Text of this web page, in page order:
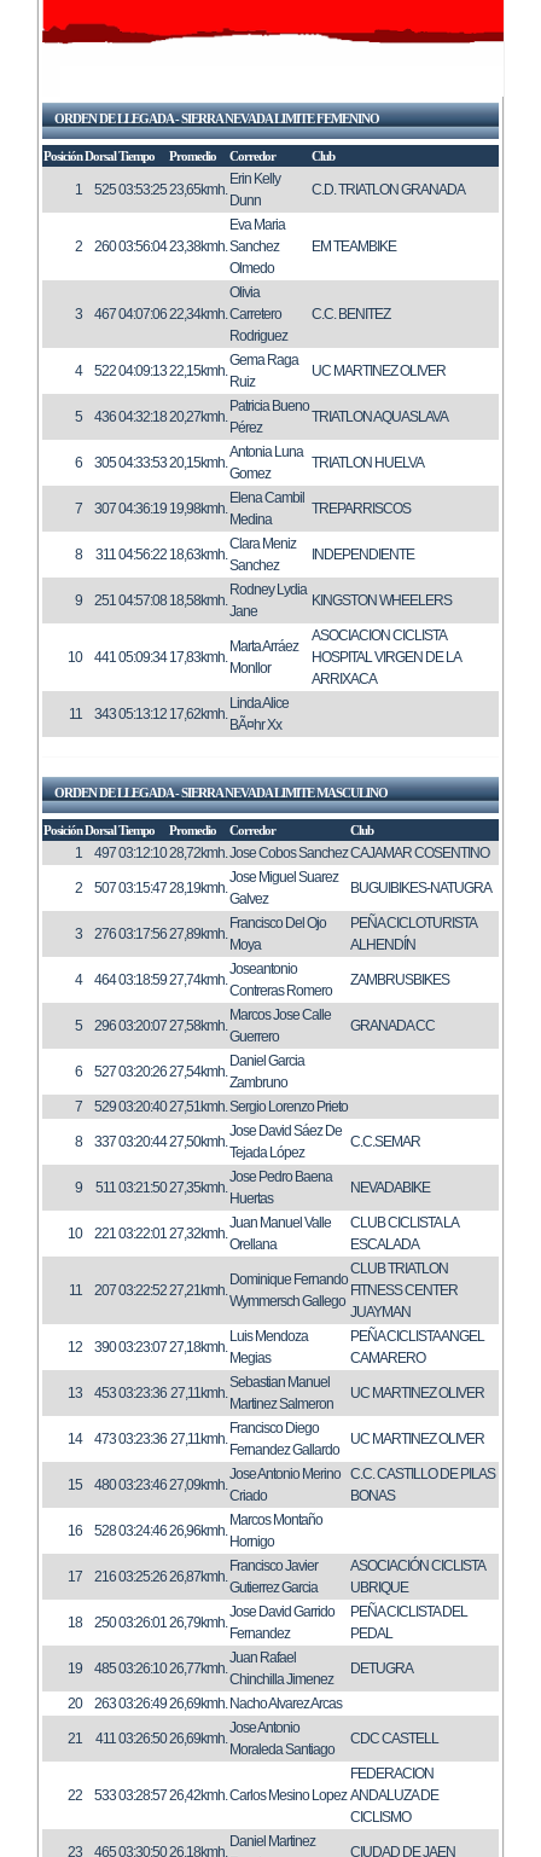
ORDEN DE LLEGADA - SIERRA NEVADA LIMITE FEMENINO
PosiciónDorsal Tiempo Promedio Corredor Club
1 52503:53:2523,65kmh.
Erin Kelly
Dunn
C.D. TRIATLON GRANADA
2 26003:56:0423,38kmh.
Eva Maria
Sanchez
Olmedo
EM TEAMBIKE
3 46704:07:0622,34kmh.
Olivia
Carretero
Rodriguez
C.C. BENITEZ
4 52204:09:1322,15kmh.
Gema Raga
Ruiz
UC MARTINEZ OLIVER
5 43604:32:1820,27kmh.
Patricia Bueno
Pérez
TRIATLON AQUASLAVA
6 30504:33:5320,15kmh.
Antonia Luna
Gomez
TRIATLON HUELVA
7 30704:36:19 19,98kmh.
Elena Cambil
Medina
TREPARRISCOS
8 31104:56:22 18,63kmh.
Clara Meniz
Sanchez
INDEPENDIENTE
9 25104:57:08 18,58kmh.
Rodney Lydia
Jane
KINGSTON WHEELERS
10 44105:09:34 17,83kmh.
Marta Arráez
Monllor
ASOCIACION CICLISTA
HOSPITAL VIRGEN DE LA
ARRIXACA
11 34305:13:12 17,62kmh.
Linda Alice
BÃ¤hr Xx
ORDEN DE LLEGADA - SIERRA NEVADA LIMITE MASCULINO
PosiciónDorsal Tiempo Promedio Corredor Club
1 49703:12:1028,72kmh.Jose Cobos SanchezCAJAMAR COSENTINO
2 50703:15:4728,19kmh.
Jose Miguel Suarez
Galvez
BUGUIBIKES-NATUGRA
3 27603:17:5627,89kmh.
Francisco Del Ojo
Moya
PEÑA CICLOTURISTA
ALHENDÍN
4 46403:18:5927,74kmh.
Joseantonio
Contreras Romero
ZAMBRUSBIKES
5 29603:20:0727,58kmh.
Marcos Jose Calle
Guerrero
GRANADA CC
6 52703:20:2627,54kmh.
Daniel Garcia
Zambruno
7
52903:20:4027,51kmh.Sergio Lorenzo Prieto
8 33703:20:4427,50kmh.
Jose David Sáez De
Tejada López
C.C.SEMAR
9 51103:21:5027,35kmh.
Jose Pedro Baena
Huertas
NEVADABIKE
10 22103:22:0127,32kmh.
Juan Manuel Valle
Orellana
CLUB CICLISTA LA
ESCALADA
11 20703:22:5227,21kmh.
Dominique Fernando
Wymmersch Gallego
CLUB TRIATLON
FITNESS CENTER
JUAYMAN
12 39003:23:0727,18kmh.
Luis Mendoza
Megias
PEÑA CICLISTA ANGEL
CAMARERO
13 45303:23:36 27,11kmh.
Sebastian Manuel
Martinez Salmeron
UC MARTINEZ OLIVER
14 47303:23:36 27,11kmh.
Francisco Diego
Fernandez Gallardo
UC MARTINEZ OLIVER
15 48003:23:4627,09kmh.
Jose Antonio Merino
Criado
C.C. CASTILLO DE PILAS
BONAS
16 52803:24:4626,96kmh.
Marcos Montaño
Hornigo
17 21603:25:2626,87kmh.
Francisco Javier
Gutierrez Garcia
ASOCIACIÓN CICLISTA
UBRIQUE
18 25003:26:0126,79kmh.
Jose David Garrido
Fernandez
PEÑA CICLISTA DEL
PEDAL
19 48503:26:1026,77kmh.
Juan Rafael
Chinchilla Jimenez
DETUGRA
20 26303:26:4926,69kmh. Nacho Alvarez Arcas
21 41103:26:5026,69kmh.
Jose Antonio
Moraleda Santiago
CDC CASTELL
22 53303:28:5726,42kmh.Carlos Mesino Lopez
FEDERACION
ANDALUZA DE
CICLISMO
23 46503:30:5026,18kmh.
Daniel Martinez
CIUDAD DE JAEN